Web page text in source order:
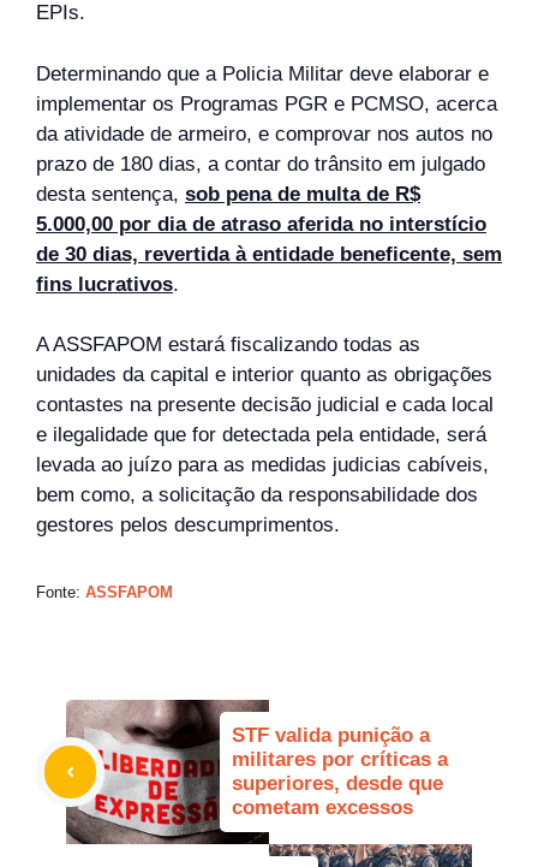
EPIs.
Determinando que a Policia Militar deve elaborar e
implementar os Programas PGR e PCMSO, acerca
da atividade de armeiro, e comprovar nos autos no
prazo de 180 dias, a contar do trânsito em julgado
desta sentença, sob pena de multa de R$
5.000,00 por dia de atraso aferida no interstício
de 30 dias, revertida à entidade beneficente, sem
fins lucrativos.
A ASSFAPOM estará fiscalizando todas as
unidades da capital e interior quanto as obrigações
contastes na presente decisão judicial e cada local
e ilegalidade que for detectada pela entidade, será
levada ao juízo para as medidas judicias cabíveis,
bem como, a solicitação da responsabilidade dos
gestores pelos descumprimentos.
Fonte: ASSFAPOM
STF valida punição a
militares por críticas a
superiores, desde que
cometam excessos